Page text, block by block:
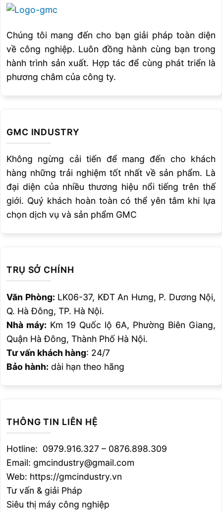
liên kết hàn có góc vát mép < 300.
Note 6: Thực hiện trên hộp cũng phê chuẩn
cho ống có đường kính > 600mm.
Note 7: Ống hay hộp được thực hiện theo vị trí
6GR , nếu là hộp thì kiểm tra tảm thực được
tỏc cho liờn kết nối tấm và ống T, Y, K…
Note 9: Đánh giá cho liên kết hàn không có
đệm lót hoặc không được dũi chân mối hàn ,
cho liên kết có đệm lót hay có dũi chân mối
hàn
Vị trí, loại liên kết
nối ốngđối với từng loại vị trí kiểm
tra
Note 3: chỉ phê chuẩn cho ống đường kính
>24in (600mm) có đệm lót, dũi chân mối hàn
hoặc cả hai.
Chúng tôi mang đến cho bạn giải pháp toàn diện
về công nghiệp. Luôn đồng hành cùng bạn trong
hành trình sản xuất. Hợp tác để cùng phát triển là
phương châm của công ty.
GMC INDUSTRY
Không ngừng cải tiến để mang đến cho khách
hàng những trải nghiệm tốt nhất về sản phẩm. Là
đại diện của nhiều thương hiệu nổi tiếng trên thế
giới. Quý khách hoàn toàn có thể yên tâm khi lựa
chọn dịch vụ và sản phẩm GMC
TRỤ SỞ CHÍNH
Văn Phòng: LK06-37, KĐT An Hưng, P. Dương Nội,
Q. Hà Đông, TP. Hà Nội.
Nhà máy: Km 19 Quốc lộ 6A, Phường Biên Giang,
Quận Hà Đông, Thành Phố Hà Nội.
Tư vấn khách hàng: 24/7
Bảo hành: dài hạn theo hãng
THÔNG TIN LIÊN HỆ
Hotline: 0979.916.327 – 0876.898.309
Email: gmcindustry@gmail.com
Web: https://gmcindustry.vn
Tư vấn & giải Pháp
Siêu thị máy công nghiệp